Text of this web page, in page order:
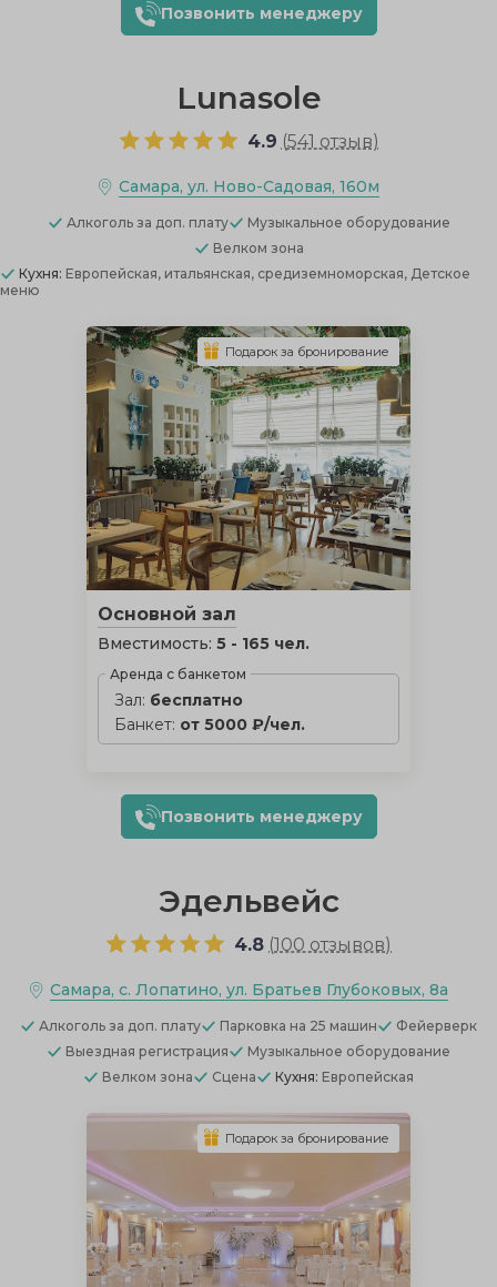
Позвонить менеджеру
Lunasole
4.9 (541 отзыв)
Самара, ул. Ново-Садовая, 160м
Алкоголь за доп. плату
Музыкальное оборудование
Велком зона
Кухня: Европейская, итальянская, средиземноморская, Детское
меню
Основной зал
Вместимость: 5 - 165 чел.
Аренда с банкетом
Зал: бесплатно
Банкет: от 5000 ₽/чел.
Подарок за бронирование
Позвонить менеджеру
Эдельвейс
4.8 (100 отзывов)
Самара, с. Лопатино, ул. Братьев Глубоковых, 8а
Алкоголь за доп. плату Парковка на 25 машин
Фейерверк
Выездная регистрация
Музыкальное оборудование
Велком зона
Сцена Кухня: Европейская
Подарок за бронирование